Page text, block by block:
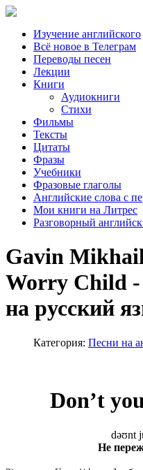
Изучение английского
Всё новое в Телеграм
Переводы песен
Лекции
Книги
Аудиокниги
Стихи
Фильмы
Тексты
Цитаты
Фразы
Учебники
Фразовые глаголы
Английские слова с
Мои книги на Литрес
Разговорный
Gavin
Worry Child -
на русский
Категория: Песни на
Don’t
dəʊnt
Не